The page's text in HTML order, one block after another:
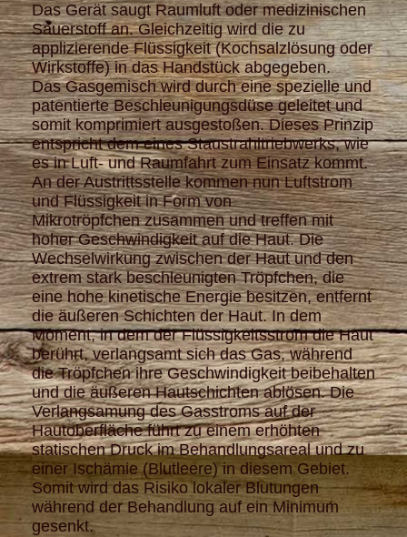
Das Gerät saugt Raumluft oder medizinischen
Sauerstoff an. Gleichzeitig wird die zu
applizierende Flüssigkeit (Kochsalzlösung oder
Wirkstoffe) in das Handstück abgegeben.
Das Gasgemisch wird durch eine spezielle und
patentierte Beschleunigungsdüse geleitet und
somit komprimiert ausgestoßen. Dieses Prinzip
entspricht dem eines Staustrahltriebwerks, wie
es in Luft- und Raumfahrt zum Einsatz kommt.
An der Austrittsstelle kommen nun Luftstrom
und Flüssigkeit in Form von
Mikrotröpfchen zusammen und treffen mit
hoher Geschwindigkeit auf die Haut. Die
Wechselwirkung zwischen der Haut und den
extrem stark beschleunigten Tröpfchen, die
eine hohe kinetische Energie besitzen, entfernt
die äußeren Schichten der Haut. In dem
Moment, in dem der Flüssigkeitsstrom die Haut
berührt, verlangsamt sich das Gas, während
die Tröpfchen ihre Geschwindigkeit beibehalten
und die äußeren Hautschichten ablösen. Die
Verlangsamung des Gasstroms auf der
Hautoberfläche führt zu einem erhöhten
statischen Druck im Behandlungsareal und zu
einer Ischämie (Blutleere) in diesem Gebiet.
Somit wird das Risiko lokaler Blutungen
während der Behandlung auf ein Minimum
gesenkt.